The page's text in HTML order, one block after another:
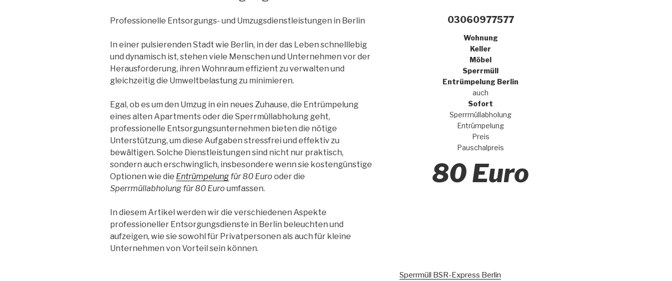
Professionelle Entsorgungs- und Umzugsdienstleistungen in Berlin
In einer pulsierenden Stadt wie Berlin, in der das Leben schnelllebig
und dynamisch ist, stehen viele Menschen und Unternehmen vor der
Herausforderung, ihren Wohnraum effizient zu verwalten und
gleichzeitig die Umweltbelastung zu minimieren.
Egal, ob es um den Umzug in ein neues Zuhause, die Entrümpelung
eines alten Apartments oder die Sperrmüllabholung geht,
professionelle Entsorgungsunternehmen bieten die nötige
Unterstützung, um diese Aufgaben stressfrei und effektiv zu
bewältigen. Solche Dienstleistungen sind nicht nur praktisch,
sondern auch erschwinglich, insbesondere wenn sie kostengünstige
Optionen wie die Entrümpelung für 80 Euro oder die
Sperrmüllabholung für 80 Euro umfassen.
In diesem Artikel werden wir die verschiedenen Aspekte
professioneller Entsorgungsdienste in Berlin beleuchten und
aufzeigen, wie sie sowohl für Privatpersonen als auch für kleine
Unternehmen von Vorteil sein können.
03060977577
Wohnung
Keller
Möbel
Sperrmüll
Entrümpelung Berlin
auch
Sofort
Sperrmüllabholung
Entrümpelung
Preis
Pauschalpreis
80 Euro
Sperrmüll BSR-Express Berlin